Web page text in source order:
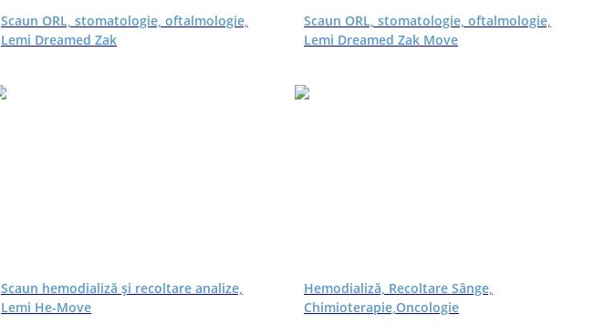
Scaun ORL, stomatologie, oftalmologie,
Lemi Dreamed Zak
Scaun ORL, stomatologie, oftalmologie,
Lemi Dreamed Zak Move
Scaun hemodializă și recoltare analize,
Lemi He-Move
Hemodializă, Recoltare Sânge,
Chimioterapie,Oncologie